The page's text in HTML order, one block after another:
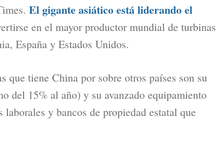
El gigante asiático está liderando el
en el mayor productor mundial de turbinas
España y Estados Unidos.
que tiene China por sobre otros países son su
del 15% al año) y su avanzado equipamiento
y bancos de propiedad estatal que